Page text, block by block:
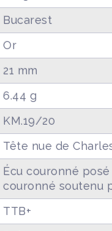
Bucarest
Or
21 mm
6.44 g
KM.19/20
Tête nue de
Écu couronné
couronné soutenu
TTB+